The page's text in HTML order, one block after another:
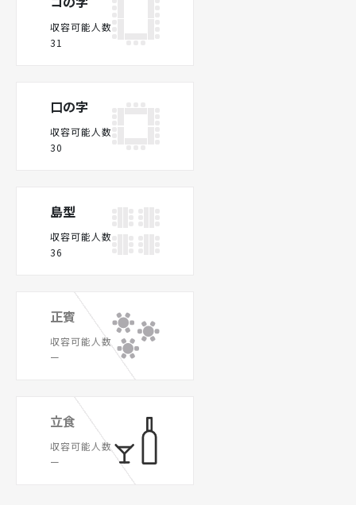
収容可能人数
31
口の字
収容可能人数
30
島型
収容可能人数
36
正賓
収容可能人数
ー
立食
収容可能人数
ー